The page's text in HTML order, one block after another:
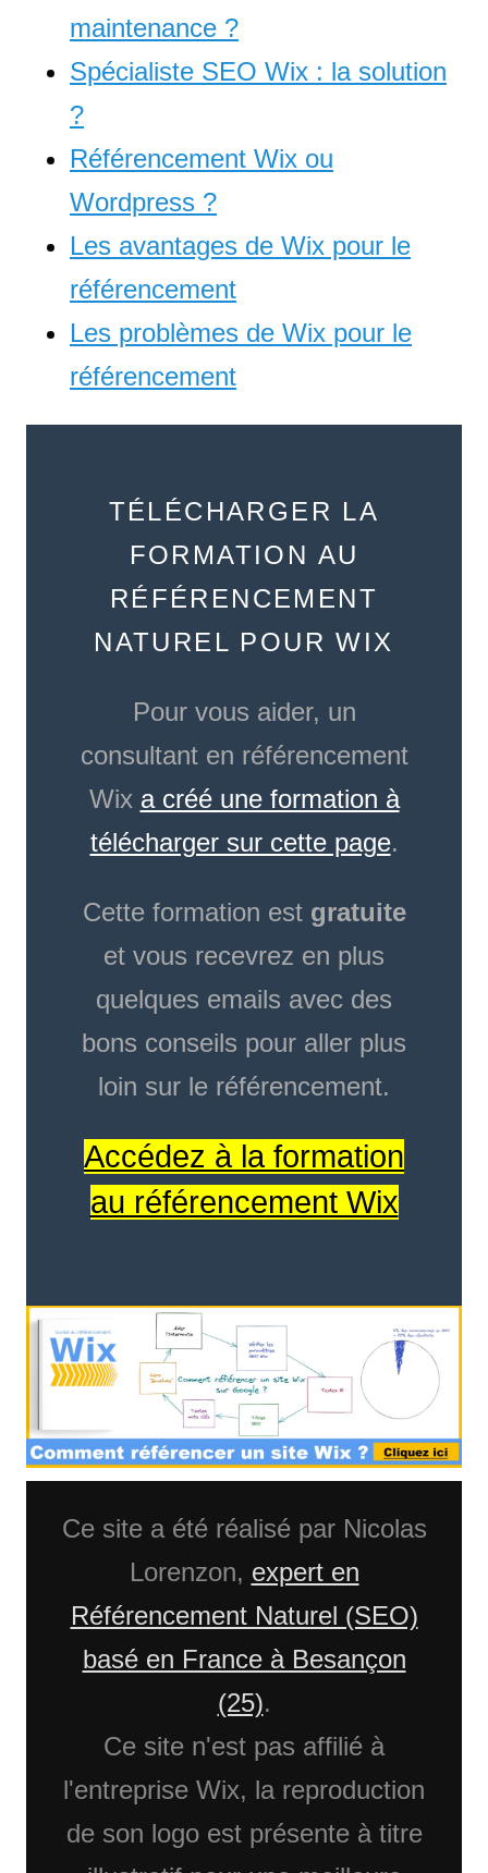
maintenance ?
Spécialiste SEO Wix : la solution
?
Référencement Wix ou
Wordpress ?
Les avantages de Wix pour le
référencement
Les problèmes de Wix pour le
référencement
TÉLÉCHARGER LA
FORMATION AU
RÉFÉRENCEMENT
NATUREL POUR WIX
Pour vous aider, un
consultant en référencement
Wix a créé une formation à
télécharger sur cette page.
Cette formation est gratuite
et vous recevrez en plus
quelques emails avec des
bons conseils pour aller plus
loin sur le référencement.
Accédez à la formation
au référencement Wix
Ce site a été réalisé par Nicolas
Lorenzon, expert en
Référencement Naturel (SEO)
basé en France à Besançon
(25).
Ce site n'est pas affilié à
l'entreprise Wix, la reproduction
de son logo est présente à titre